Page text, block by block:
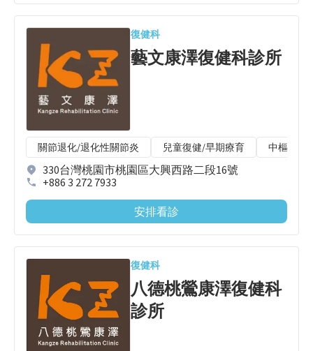
復健科
藝文康澤復健科診所
關節退化/退化性關節炎 兒童復健/早期療育 中樞、周
330台灣桃園市桃園區大興西路二段16號
+886 3 272 7933
安排看診
復健科
八德桃鶯康澤復健科
診所